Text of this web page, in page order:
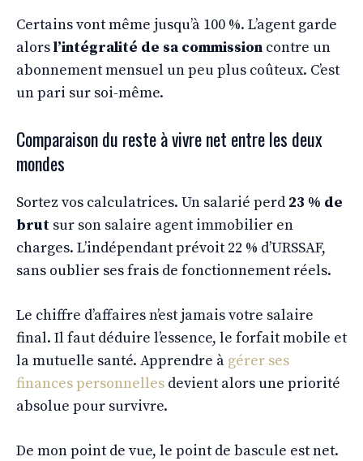
Certains vont même jusqu’à 100 %. L’agent garde
alorsl’intégralité de sa commission contre un
abonnement mensuel un peu plus coûteux. C’est
un pari sur soi-même.
Comparaison du reste à vivre net entre les deux
mondes
Sortez vos calculatrices. Un salarié perd 23 % de
brut sur son salaire agent immobilier en
charges. L’indépendant prévoit 22 % d’URSSAF,
sans oublier ses frais de fonctionnement réels.
Le chiffre d’affaires n’est jamais votre salaire
final. Il faut déduire l’essence, le forfait mobile et
la mutuelle santé. Apprendre à gérer ses
finances personnelles devient alors une priorité
absolue pour survivre.
De mon point de vue, le point de bascule est net.